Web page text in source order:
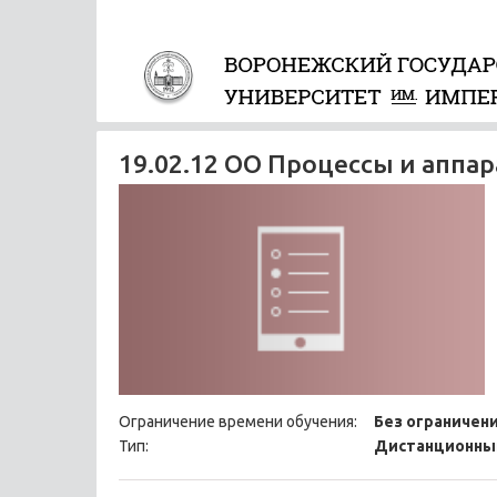
19.02.12 ОО Процессы и
Ограничение времени обучения:
Без
Тип: